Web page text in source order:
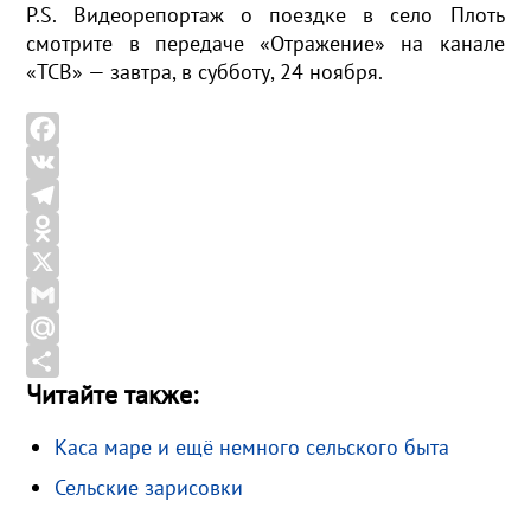
P.S. Видеорепортаж о поездке в село Плоть
смотрите в передаче «Отражение» на канале
«ТСВ» — завтра, в субботу, 24 ноября.
F
a
c
e
b
o
o
k
V
K
T
e
l
e
g
r
m
O
d
n
o
k
a
s
X
G
m
a
M
a
О
п
р
Читайте также:
Каса маре и ещё немного сельского быта
Сельские зарисовки